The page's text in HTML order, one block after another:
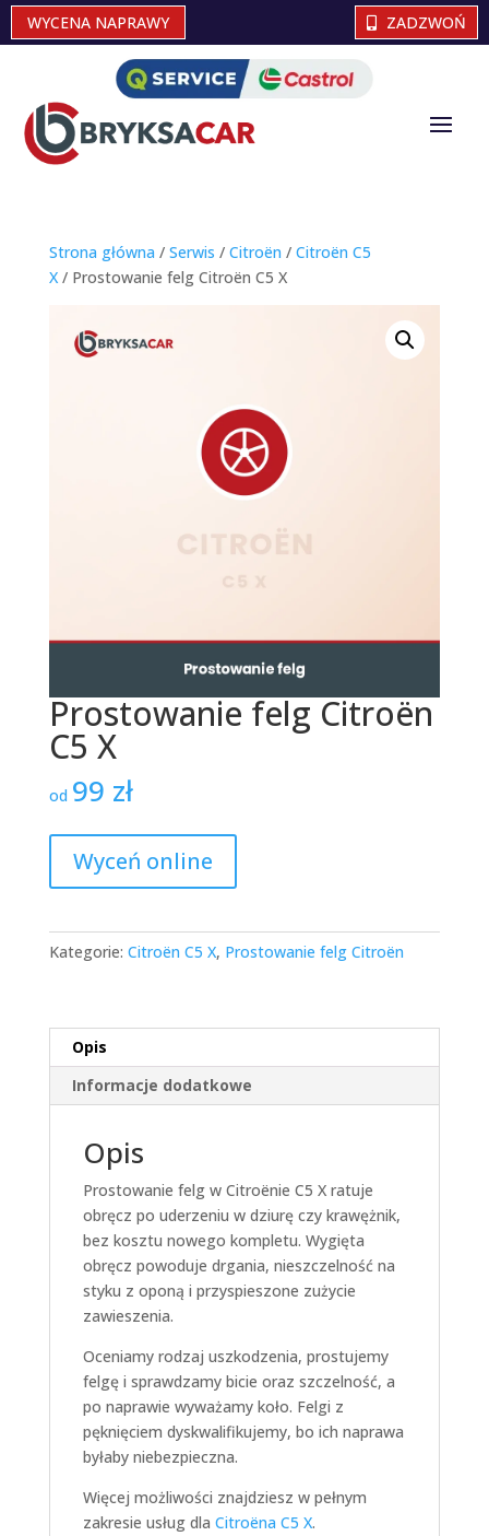
WYCENA NAPRAWY ZADZWOŃ
Strona główna / Serwis / Citroën / Citroën C5
X/ Prostowanie felg Citroën C5 X
Prostowanie felg Citroën
C5 X
od 99 zł
Wyceń online
Kategorie: Citroën C5 X, Prostowanie felg Citroën
Opis
Informacje dodatkowe
Opis
Prostowanie felg w Citroënie C5 X ratuje
obręcz po uderzeniu w dziurę czy krawężnik,
bez kosztu nowego kompletu. Wygięta
obręcz powoduje drgania, nieszczelność na
styku z oponą i przyspieszone zużycie
zawieszenia.
Oceniamy rodzaj uszkodzenia, prostujemy
felgę i sprawdzamy bicie oraz szczelność, a
po naprawie wyważamy koło. Felgi z
pęknięciem dyskwalifikujemy, bo ich naprawa
byłaby niebezpieczna.
Więcej możliwości znajdziesz w pełnym
zakresie usług dla Citroëna C5 X.